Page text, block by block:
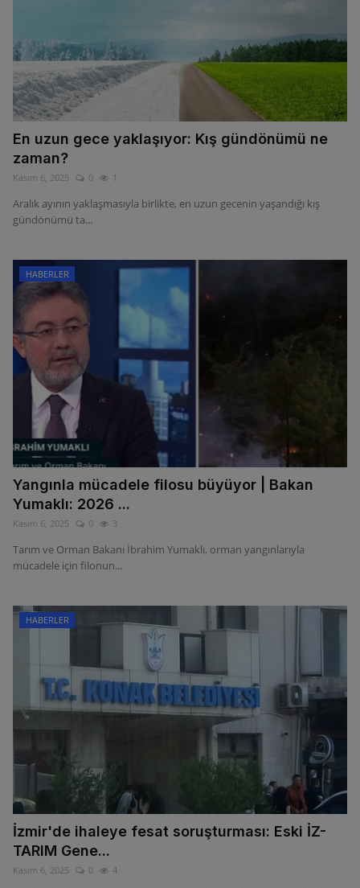
En uzun gece yaklaşıyor: Kış gündönümü ne
zaman?
Kasım 6, 2025 0 1
Aralık ayının yaklaşmasıyla birlikte, en uzun gecenin yaşandığı kış
gündönümü ta...
HABERLER
Yangınla mücadele filosu büyüyor | Bakan
Yumaklı: 2026 ...
Kasım 6, 2025 0 3
Tarım ve Orman Bakanı İbrahim Yumaklı, orman yangınlarıyla
mücadele için filonun...
HABERLER
İzmir'de ihaleye fesat soruşturması: Eski İZ-
TARIM Gene...
Kasım 6, 2025 0 4